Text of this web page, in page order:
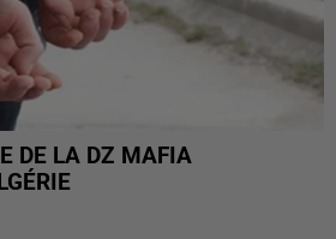
DE LA DZ MAFIA